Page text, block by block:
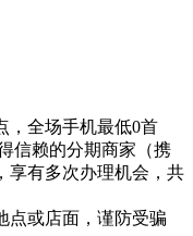
，全场手机最低0首
信赖的分期商家（携
享有多次办理机会，共
点或店面，谨防受骗